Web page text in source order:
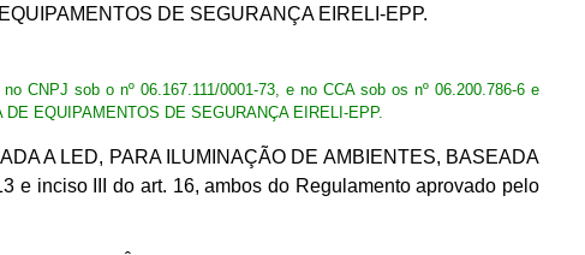
DE SEGURANÇA EIRELI-EPP.
CNPJ sob o nº 06.167.111/0001-73, e no CCA sob os nº 06.200.786-6 e
EQUIPAMENTOS DE SEGURANÇA EIRELI-EPP.
A LED, PARA ILUMINAÇÃO DE AMBIENTES, BASEADA
e inciso III do art. 16, ambos do Regulamento aprovado pelo